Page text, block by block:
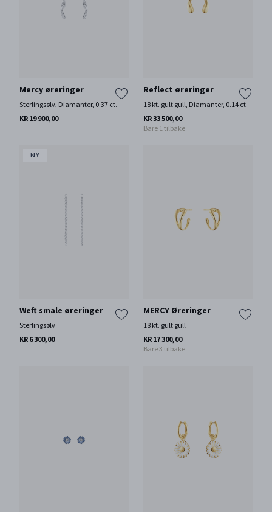
Mercy øreringer
Sterlingsølv, Diamanter, 0.37 ct.
KR 19 900,00
Reflect øreringer
18 kt. gult gull, Diamanter, 0.14 ct.
KR 33 500,00
Bare 1 tilbake
Weft smale øreringer
Sterlingsølv
KR 6 300,00
MERCY Øreringer
18 kt. gult gull
KR 17 300,00
Bare 3 tilbake